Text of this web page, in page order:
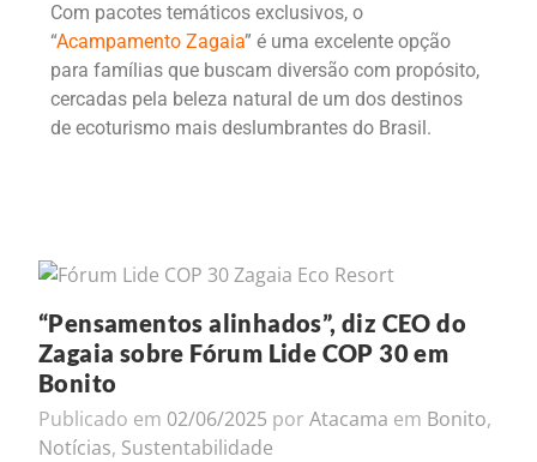
Com pacotes temáticos exclusivos, o
“Acampamento Zagaia” é uma excelente opção
para famílias que buscam diversão com propósito,
cercadas pela beleza natural de um dos destinos
de ecoturismo mais deslumbrantes do Brasil.
“Pensamentos alinhados”, diz CEO do
Zagaia sobre Fórum Lide COP 30 em
Bonito
Publicado em 02/06/2025 por Atacama em Bonito,
Notícias, Sustentabilidade